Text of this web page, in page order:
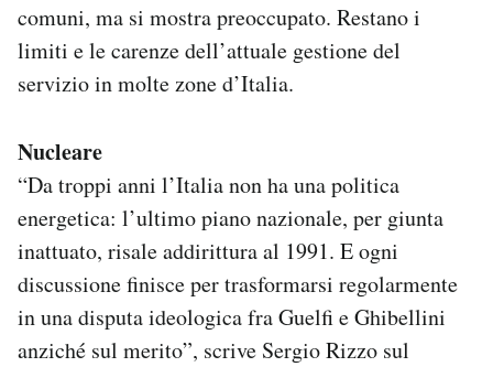
comuni, ma si mostra preoccupato. Restano i
limiti e le carenze dell’attuale gestione del
servizio in molte zone d’Italia.
Nucleare
“Da troppi anni l’Italia non ha una politica
energetica: l’ultimo piano nazionale, per giunta
inattuato, risale addirittura al 1991. E ogni
discussione finisce per trasformarsi regolarmente
in una disputa ideologica fra Guelfi e Ghibellini
anziché sul merito”, scrive Sergio Rizzo sul